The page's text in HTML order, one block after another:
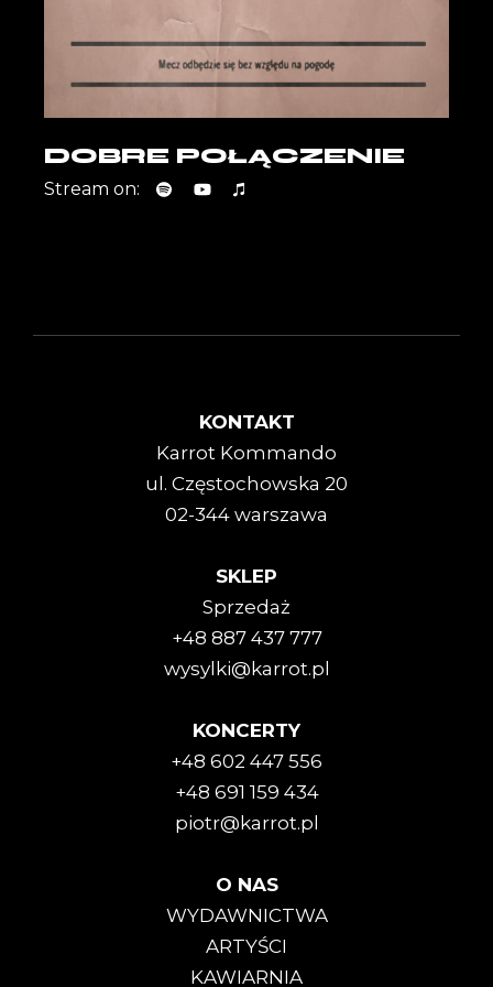
DOBRE POŁĄCZENIE
Stream on:
KONTAKT
Karrot Kommando
ul. Częstochowska 20
02-344 warszawa
SKLEP
Sprzedaż
+48 887 437 777
wysylki@karrot.pl
KONCERTY
+48 602 447 556
+48 691 159 434
piotr@karrot.pl
O NAS
WYDAWNICTWA
ARTYŚCI
KAWIARNIA